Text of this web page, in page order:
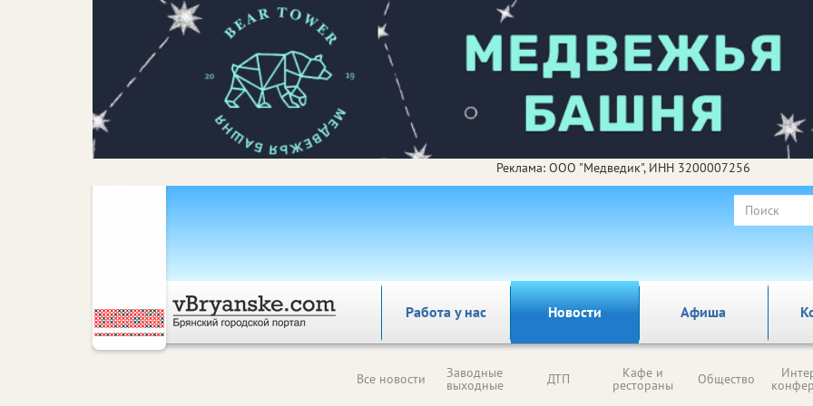
Реклама: ООО "Медведик", ИНН 3200007256
Работа у нас Новости Афиша
Все новости Заводные
выходные ДТП Кафе и
рестораны Общество